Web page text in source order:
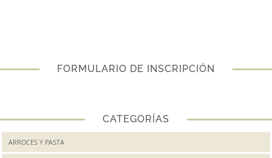
FORMULARIO DE INSCRIPCIÓN
CATEGORÍAS
ARROCES Y PASTA